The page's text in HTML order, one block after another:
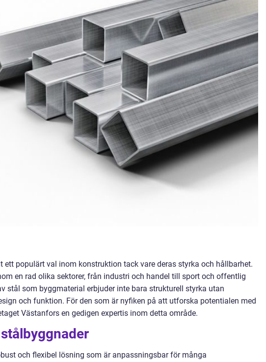
ett populärt val inom konstruktion tack vare deras styrka och hållbarhet.
en rad olika sektorer, från industri och handel till sport och offentlig
stål som byggmaterial erbjuder inte bara strukturell styrka utan
och funktion. För den som är nyfiken på att utforska potentialen med
Västanfors en gedigen expertis inom detta område.
och flexibel lösning som är anpassningsbar för många